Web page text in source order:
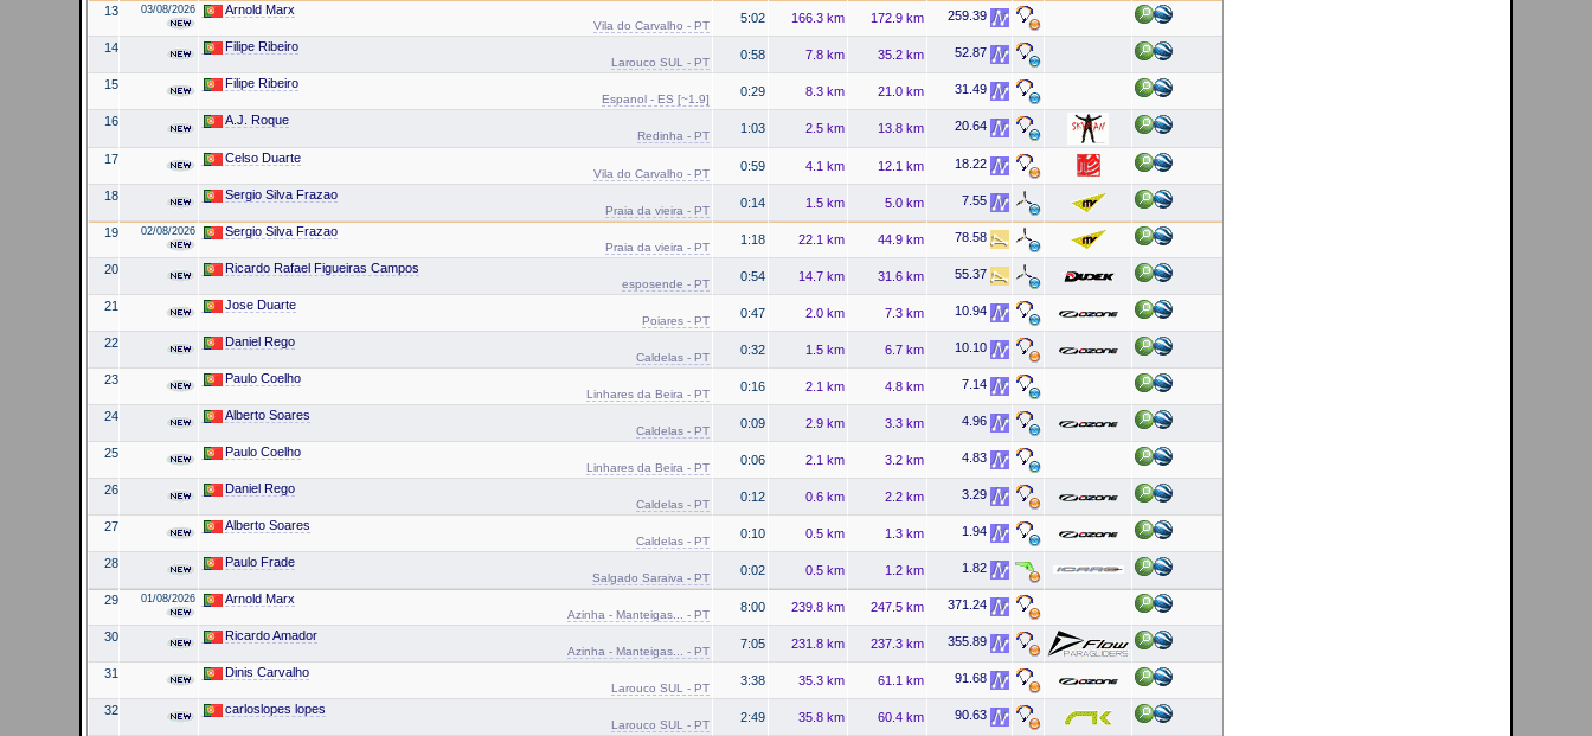
13 03/08/2026 Arnold Marx
Vila do Carvalho - PT
5:02 166.3 km 172.9 km 259.39
14 Filipe Ribeiro
Larouco SUL - PT
0:58 7.8 km 35.2 km 52.87
15 Filipe Ribeiro
Espanol - ES [~1.9]
0:29 8.3 km 21.0 km 31.49
16 A.J. Roque
Redinha - PT
1:03 2.5 km 13.8 km 20.64
17 Celso Duarte
Vila do Carvalho - PT
0:59 4.1 km 12.1 km 18.22
18 Sergio Silva Frazao
Praia da vieira - PT
0:14 1.5 km 5.0 km 7.55
19 02/08/2026 Sergio Silva Frazao
Praia da vieira - PT
1:18 22.1 km 44.9 km 78.58
20 Ricardo Rafael Figueiras Campos
esposende - PT
0:54 14.7 km 31.6 km 55.37
21 Jose Duarte
Poiares - PT
0:47 2.0 km 7.3 km 10.94
22 Daniel Rego
Caldelas - PT
0:32 1.5 km 6.7 km 10.10
23 Paulo Coelho
Linhares da Beira - PT
0:16 2.1 km 4.8 km 7.14
24 Alberto Soares
Caldelas - PT
0:09 2.9 km 3.3 km 4.96
25 Paulo Coelho
Linhares da Beira - PT
0:06 2.1 km 3.2 km 4.83
26 Daniel Rego
Caldelas - PT
0:12 0.6 km 2.2 km 3.29
27 Alberto Soares
Caldelas - PT
0:10 0.5 km 1.3 km 1.94
28 Paulo Frade
Salgado Saraiva - PT
0:02 0.5 km 1.2 km 1.82
29 01/08/2026 Arnold Marx
Azinha - Manteigas... - PT
8:00 239.8 km 247.5 km 371.24
30 Ricardo Amador
Azinha - Manteigas... - PT
7:05 231.8 km 237.3 km 355.89
31 Dinis Carvalho
Larouco SUL - PT
3:38 35.3 km 61.1 km 91.68
32 carloslopes lopes
Larouco SUL - PT
2:49 35.8 km 60.4 km 90.63